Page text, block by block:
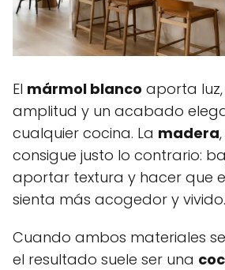
El mármol blanco aporta
amplitud y un acabado
cualquier cocina. La madera
consigue justo lo contrario:
aportar textura y hacer que
sienta más acogedor y vivido.
Cuando ambos materiales
el resultado suele ser una